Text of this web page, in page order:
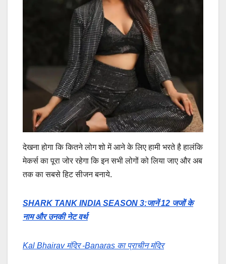
देखना होगा कि कितने लोग शो में आने के लिए हामी भरते है हालंकि
मेकर्स का पूरा जोर रहेगा कि इन सभी लोगों को लिया जाए और अब
तक का सबसे हिट सीजन बनाये.
SHARK TANK INDIA SEASON 3:जानें 12 जजों के
नाम और उनकी नेट वर्थ
Kal Bhairav मंदिर -Banaras का प्राचीन मंदिर